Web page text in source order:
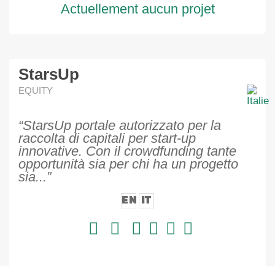
Actuellement aucun projet
StarsUp
EQUITY
“StarsUp portale autorizzato per la
raccolta di capitali per start-up
innovative. Con il crowdfunding tante
opportunità sia per chi ha un progetto
sia...”
EN IT